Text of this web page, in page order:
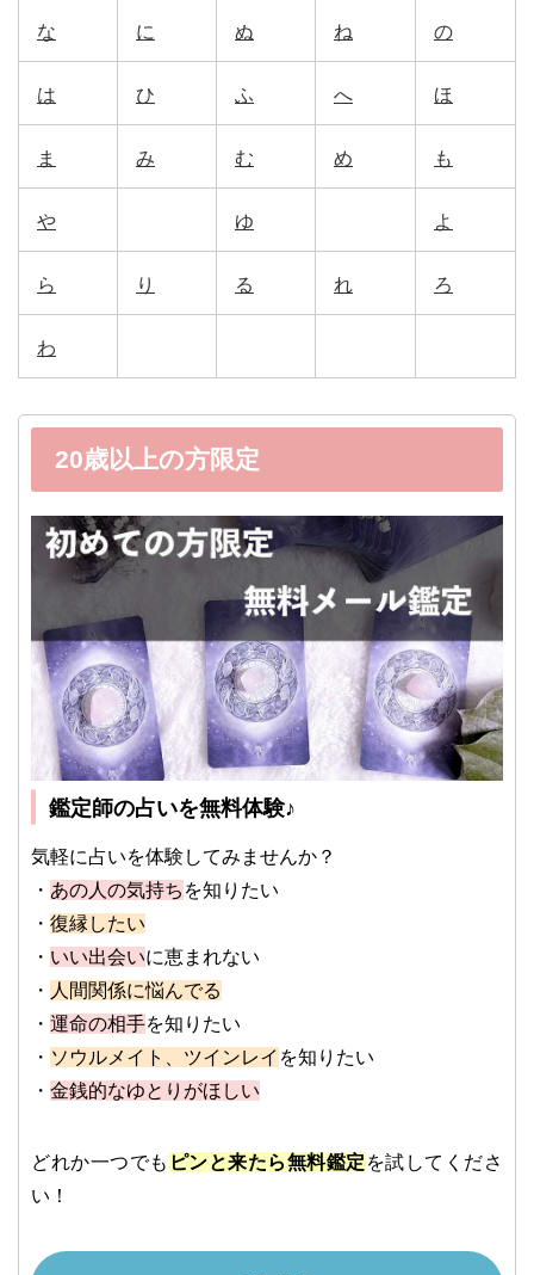
な に ぬ ね の
は ひ ふ へ ほ
ま み む め も
や ゆ よ
ら り る れ ろ
わ
20歳以上の方限定
鑑定師の占いを無料体験♪
気軽に占いを体験してみませんか？
・ あの人の気持ち を知りたい
・ 復縁したい
・ いい出会いに恵まれない
・ 人間関係に悩んでる
・ 運命の相手を知りたい
・ ソウルメイト、ツインレイ を知りたい
・ 金銭的なゆとりがほしい
どれか一つでも ピンと来たら無料鑑定 を試してくださ
い！